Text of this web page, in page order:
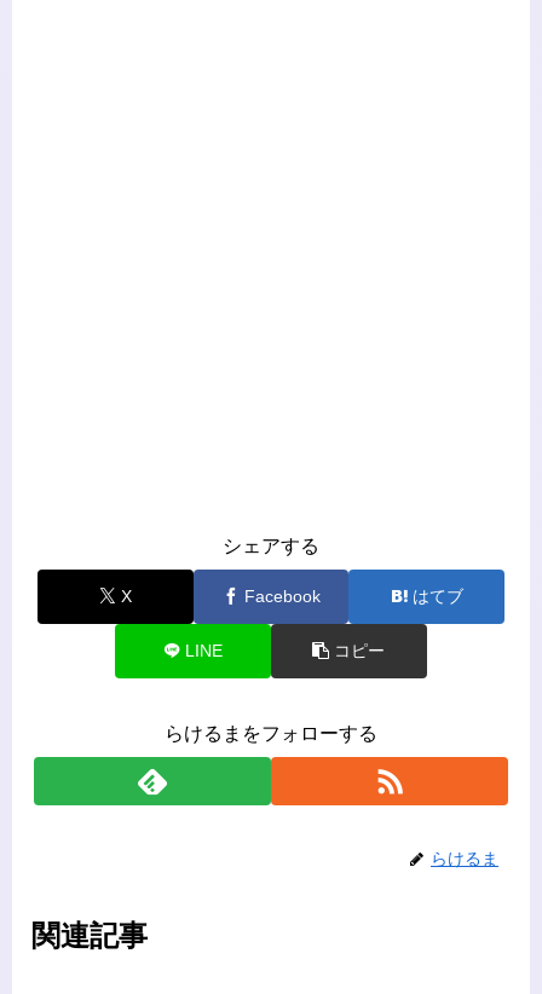
シェアする
X Facebook はてブ
LINE コピー
らけるまをフォローする
らけるま
関連記事